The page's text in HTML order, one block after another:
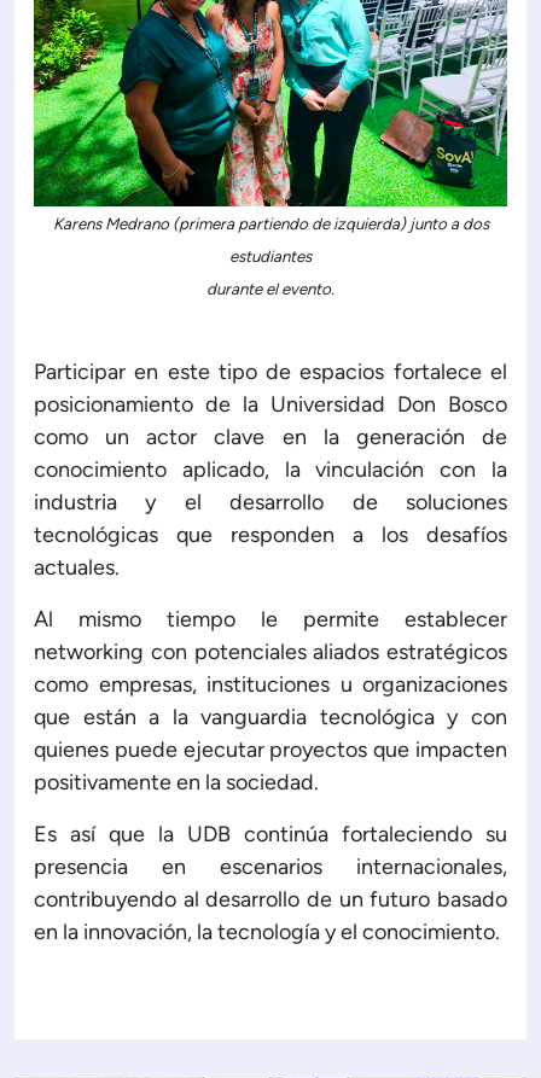
Karens Medrano (primera partiendo de izquierda) junto a dos
estudiantes
durante el evento.
Participar en este tipo de espacios fortalece el
posicionamiento de la Universidad Don Bosco
como un actor clave en la generación de
conocimiento aplicado, la vinculación con la
industria y el desarrollo de soluciones
tecnológicas que responden a los desafíos
actuales.
Al mismo tiempo le permite establecer
networking con potenciales aliados estratégicos
como empresas, instituciones u organizaciones
que están a la vanguardia tecnológica y con
quienes puede ejecutar proyectos que impacten
positivamente en la sociedad.
Es así que la UDB continúa fortaleciendo su
presencia en escenarios internacionales,
contribuyendo al desarrollo de un futuro basado
en la innovación, la tecnología y el conocimiento.